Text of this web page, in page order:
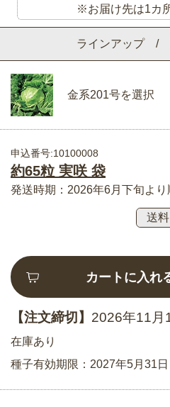
ラインアップ
金系201号を選択
申込番号:10100008
約65粒 実咲 袋
発送時期：2026年6月下旬より
送料
カートに入れ
【注文締切】 2026年11月
在庫あり
種子有効期限：2027年5月31日
※お届け先は1カ